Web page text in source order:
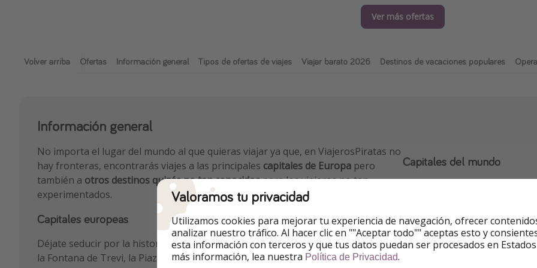
Ver más ofertas
Volver arriba Ofertas Información general Tipos de ofertas de viajes Viajar barato 2026 Destinos de vacaciones populares
Información general
No importa el lugar del mundo al que quieras viajar ya que, en ViajerosPiratas no
hay fronteras, encontrarás viajes a las principales capitales de Europa pero
también a otros destinos quizás no tan conocidospara los viajeros no tan
experimentados.
Capitales europeas
Déjate seducir por la historia que albergaRomacon su Coliseo, la Capilla Sixtina,
la Fontana de Trevi, la Piazza Navona o el Vaticano a un precio espectacular. O
Capitales del mundo
Si lo que buscas son viajes
para
ver un musical en Broadway
increíble sucesión de
lejos de España.
Valoramos tu privacidad
Utilizamos cookies para mejorar tu experiencia de navegación, ofrecer
analizar nuestro tráfico. Al hacer clic en ""Aceptar todo"" aceptas esto y
esta información con terceros y que tus datos puedan ser procesados en Estados
más información, lea nuestra Política de Privacidad.